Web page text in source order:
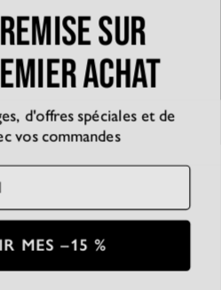
sur
achat
d'offres spéciales et de
vos commandes
MES –15 %